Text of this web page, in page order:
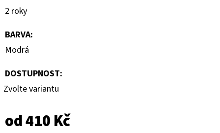
2 roky
BARVA:
Modrá
DOSTUPNOST:
Zvolte variantu
od410 Kč